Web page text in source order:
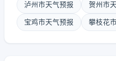
泸州市天气预报 贺州市
宝鸡市天气预报 攀枝花